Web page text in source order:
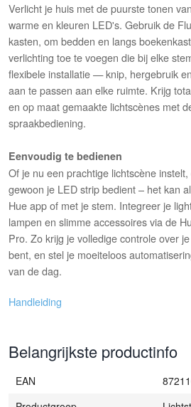
Verlicht je huis met de puurste tonen
warme en kleuren LED's. Gebruik de
kasten, om bedden en langs
verlichting toe te voegen die bij elke
flexibele installatie — knip, hergebruik
aan te passen aan elke ruimte. Krijg
en op maat gemaakte lichtscènes met
spraakbediening.
Eenvoudig te bedienen
Of je nu een prachtige lichtscène
gewoon je LED strip bedient – het kan
Hue app of met je stem. Integreer je
lampen en slimme accessoires via de
Pro. Zo krijg je volledige controle over
bent, en stel je moeiteloos
van de dag.
Handleiding
Belangrijkste productinfo
EAN